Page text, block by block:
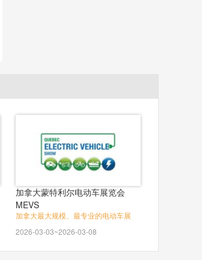
加拿大蒙特利尔电动车展览会
MEVS
加拿大最大规模、最专业的电动车展
2026-03-03~2026-03-08